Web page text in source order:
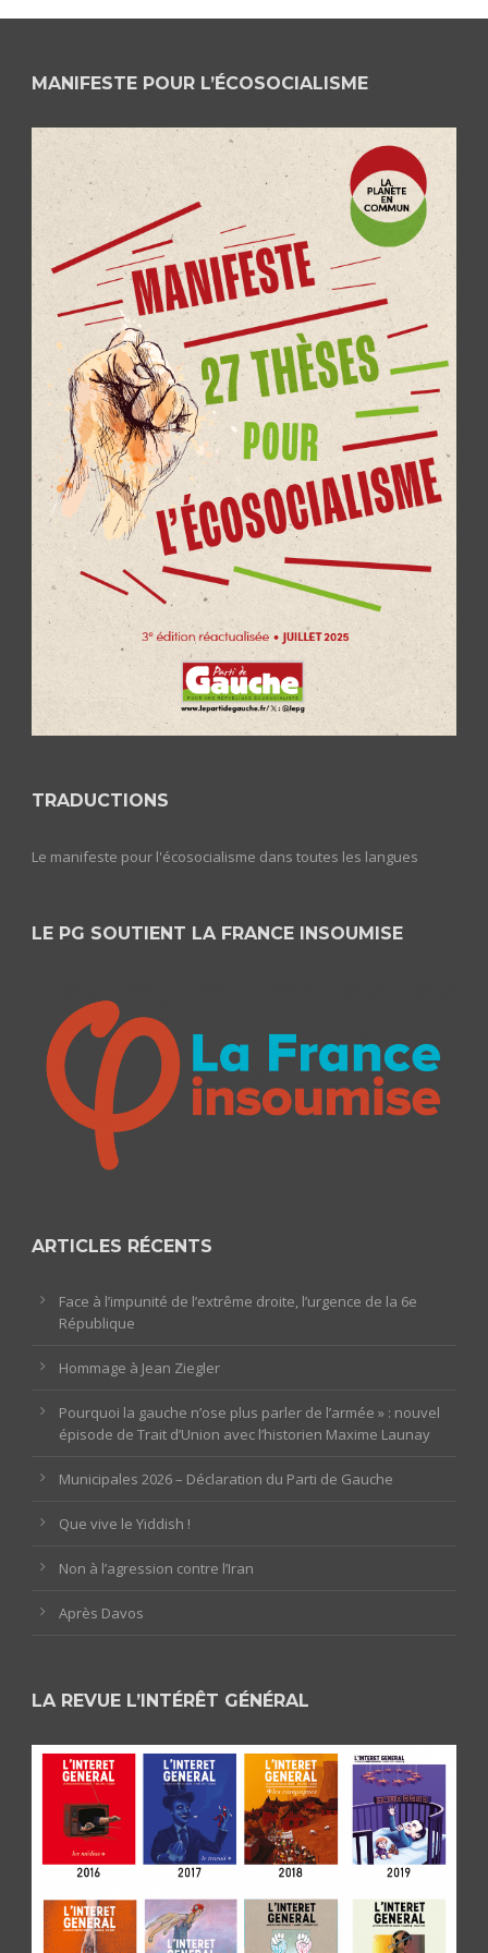
MANIFESTE POUR L’ÉCOSOCIALISME
TRADUCTIONS
Le manifeste pour l'écosocialisme dans toutes les langues
LE PG SOUTIENT LA FRANCE INSOUMISE
ARTICLES RÉCENTS
Face à l’impunité de l’extrême droite, l’urgence de la 6e
République
Hommage à Jean Ziegler
Pourquoi la gauche n’ose plus parler de l’armée » : nouvel
épisode de Trait d’Union avec l’historien Maxime Launay
Municipales 2026 – Déclaration du Parti de Gauche
Que vive le Yiddish !
Non à l’agression contre l’Iran
Après Davos
LA REVUE L’INTÉRÊT GÉNÉRAL